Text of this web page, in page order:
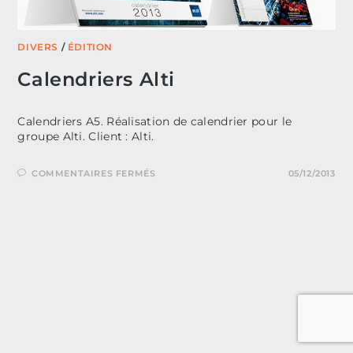
DIVERS / ÉDITION
Calendriers Alti
Calendriers A5. Réalisation de calendrier pour le
groupe Alti. Client : Alti.
COMMENTAIRES FERMÉSSUR 05/12/2013